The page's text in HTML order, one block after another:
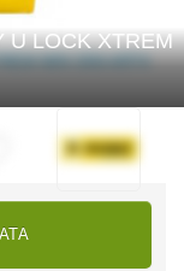
U LOCK XTREM